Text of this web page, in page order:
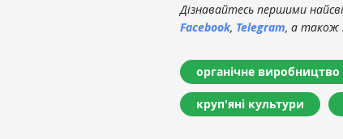
Дізнавайтесь першими
Facebook, Telegram, а також
органічне виробництво
крупʼяні культури